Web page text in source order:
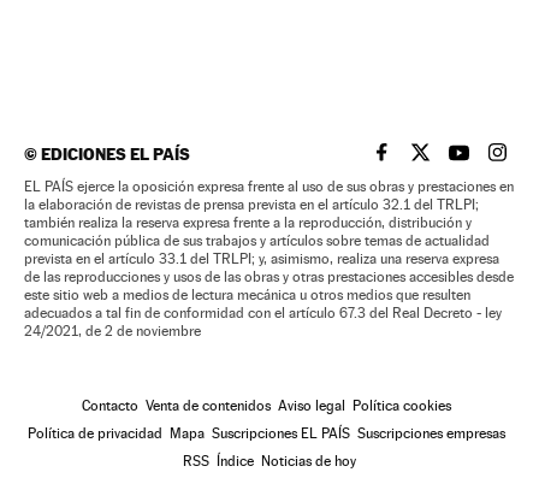
©EDICIONES EL PAÍS EL PAÍS BRASIL EN
EL PAÍSEL PAÍS
EL
EL PAÍS ejerce la oposición expresa frente al uso de sus obras y prestaciones en
la elaboración de revistas de prensa prevista en el artículo 32.1 del TRLPI;
también realiza la reserva expresa frente a la reproducción, distribución y
comunicación pública de sus trabajos y artículos sobre temas de actualidad
prevista en el artículo 33.1 del TRLPI; y, asimismo, realiza una reserva expresa
de las reproducciones y usos de las obras y otras prestaciones accesibles desde
este sitio web a medios de lectura mecánica u otros medios que resulten
adecuados a tal fin de conformidad con el artículo 67.3 del Real Decreto - ley
24/2021, de 2 de noviembre
Contacto Venta de contenidos Aviso legal Política cookies
Política de privacidad Mapa Suscripciones EL PAÍS Suscripciones empresas
RSS Índice Noticias de hoy